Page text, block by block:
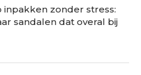
inpakken zonder stress:
sandalen dat overal bij